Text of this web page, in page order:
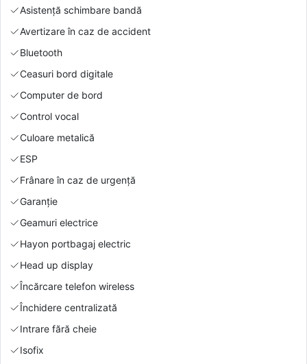
Asistență schimbare bandă
Avertizare în caz de accident
Bluetooth
Ceasuri bord digitale
Computer de bord
Control vocal
Culoare metalică
ESP
Frânare în caz de urgență
Garanție
Geamuri electrice
Hayon portbagaj electric
Head up display
Încărcare telefon wireless
Închidere centralizată
Intrare fără cheie
Isofix